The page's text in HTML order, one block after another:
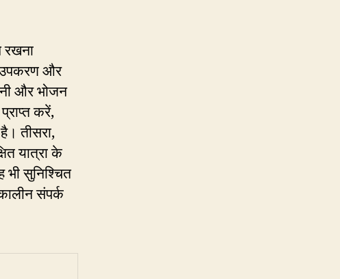
रखना
और
और भोजन
करें,
तीसरा,
यात्रा के
सुनिश्चित
संपर्क